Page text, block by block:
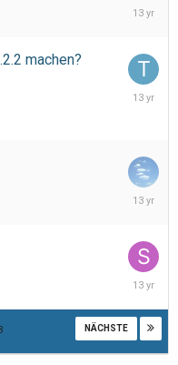
January
machen?
January
January
January
2013
NÄCHSTE